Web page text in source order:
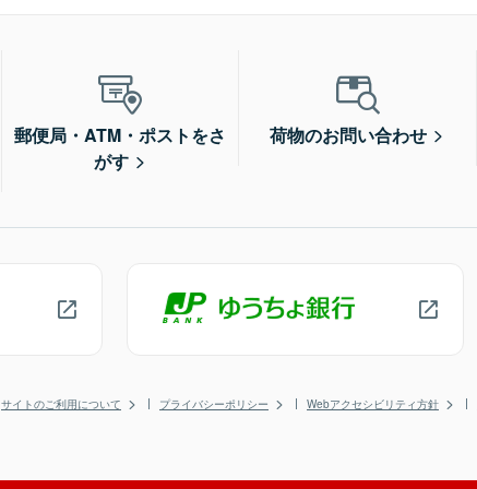
郵便局・ATM・ポストをさ
がす
荷物のお問い合わせ
サイトのご利用について プライバシーポリシー Webアクセシビリティ方針